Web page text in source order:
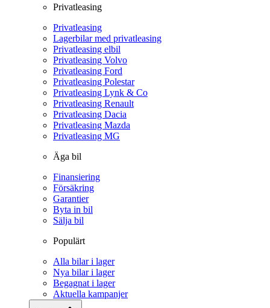
Privatleasing
Privatleasing
Lagerbilar med privatleasing
Privatleasing elbil
Privatleasing Volvo
Privatleasing Ford
Privatleasing Polestar
Privatleasing Lynk & Co
Privatleasing Renault
Privatleasing Dacia
Privatleasing Mazda
Privatleasing MG
Äga bil
Finansiering
Försäkring
Garantier
Byta in bil
Sälja bil
Populärt
Alla bilar i lager
Nya bilar i lager
Begagnat i lager
Aktuella kampanjer